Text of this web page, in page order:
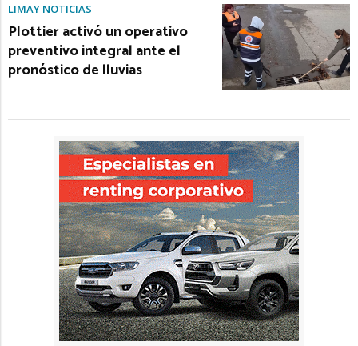
LIMAY NOTICIAS
Plottier activó un operativo
preventivo integral ante el
pronóstico de lluvias